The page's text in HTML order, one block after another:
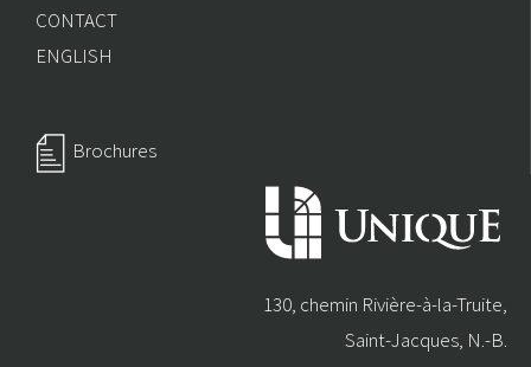
CONTACT
ENGLISH
Brochures
130, chemin Rivière-à-la-Truite,
Saint-Jacques, N.-B.